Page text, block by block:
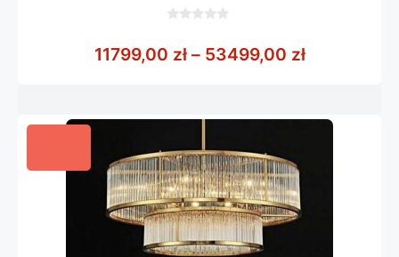
5
11799,00 zł – 53499,00 złZakres